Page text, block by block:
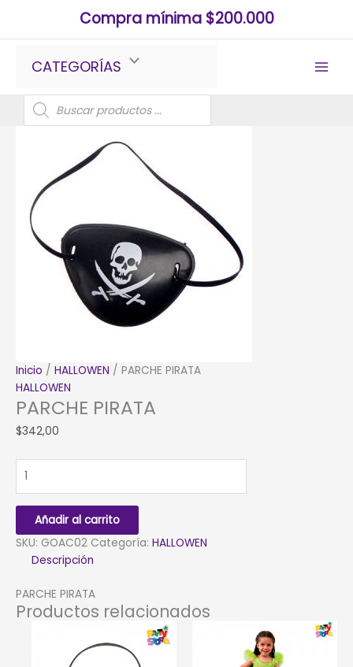
contenido
Compra mínima $200.000
CATEGORÍAS
Búsqueda
de
productos
Inicio / HALLOWEN / PARCHE PIRATA
HALLOWEN
PARCHE PIRATA
$342,00
PIRATA
Añadir al carrito
SKU: GOAC02 Categoría: HALLOWEN
Descripción
PARCHE PIRATA
Productos relacionados